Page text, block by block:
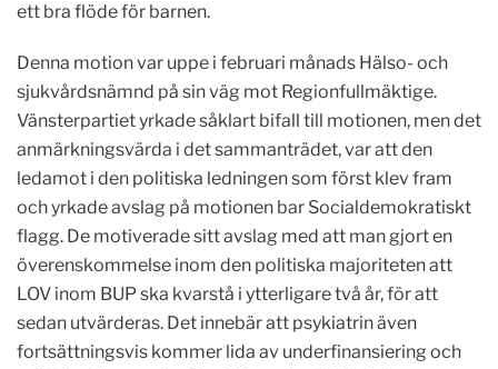
ett bra flöde för barnen.
Denna motion var uppe i februari månads Hälso- och
sjukvårdsnämnd på sin väg mot Regionfullmäktige.
Vänsterpartiet yrkade såklart bifall till motionen, men det
anmärkningsvärda i det sammanträdet, var att den
ledamot i den politiska ledningen som först klev fram
och yrkade avslag på motionen bar Socialdemokratiskt
flagg. De motiverade sitt avslag med att man gjort en
överenskommelse inom den politiska majoriteten att
LOV inom BUP ska kvarstå i ytterligare två år, för att
sedan utvärderas. Det innebär att psykiatrin även
fortsättningsvis kommer lida av underfinansiering och